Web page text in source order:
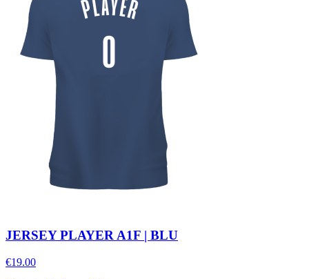
JERSEY PLAYER A1F | BLU
€19.00